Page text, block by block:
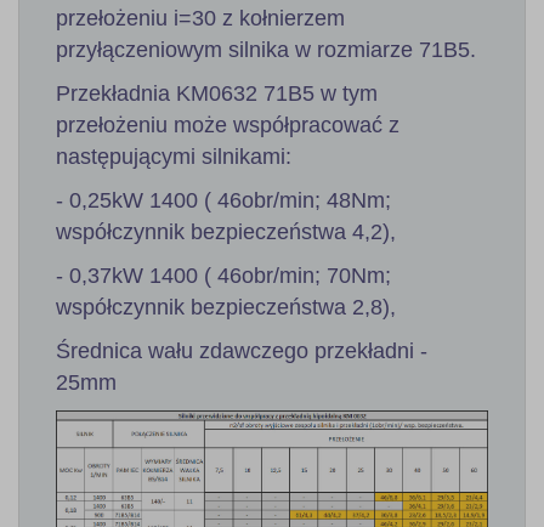
przełożeniu i=30 z kołnierzem
przyłączeniowym silnika w rozmiarze 71B5.
Przekładnia KM0632 71B5 w tym
przełożeniu może współpracować z
następującymi silnikami:
- 0,25kW 1400 ( 46obr/min; 48Nm;
współczynnik bezpieczeństwa 4,2),
- 0,37kW 1400 ( 46obr/min; 70Nm;
współczynnik bezpieczeństwa 2,8),
Średnica wału zdawczego przekładni -
25mm